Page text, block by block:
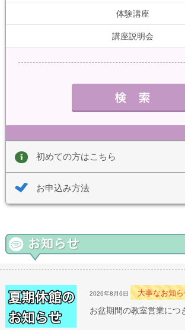
体験講座
講座説明会
初めての方はこちら
お申込み方法
2026年8月6日 大事なお知
お盆期間の教室営業につ